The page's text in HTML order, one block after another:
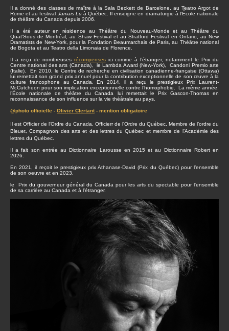
Il a donné des classes de maître à la Sala Beckett de Barcelone, au Teatro Argot de
Rome et au festival Jamais Luà Québec. Il enseigne en dramaturgie à l’École nationale
de théâtre du Canada depuis 2006.
Il a été auteur en résidence au Théâtre du Nouveau-Monde et au Théâtre du
Quat’Sous de Montréal, au Shaw Festival et au Stratford Festival en Ontario, au New
Dramatists de New-York, pour la Fondation Beaumarchais de Paris, au Théâtre national
de Bogota et au Teatro della Limonaia de Florence.
Il a reçu de nombreuses récompensesici comme à l’étranger, notamment le Prix du
Centre national des arts (Canada), le Lambda Award (New-York), Candoni Premio arte
(Italie). En 2010, le Centre de recherche en civilisation canadienne-française (Ottawa)
lui remettait son grand prix annuel pour la contribution exceptionnelle de son œuvre à la
culture francophone au Canada. En 2014, il a reçu le prestigieux Prix Laurent-
McCutcheon pour son implication exceptionnelle contre l’homophobie. La même année,
l’École nationale de théâtre du Canada lui remettait le Prix Gascon-Thomas en
reconnaissance de son influence sur la vie théâtrale au pays.
@photo officielle - Olivier Clertant- mention obligatoire
Il est Officier de l'Ordre du Canada, Officierr de l'Ordre du Québec, Membre de l’ordre du
Bleuet, Compagnon des arts et des lettres du Québec et membre de l’Académie des
lettres du Québec.
Il a fait son entrée au Dictionnaire Larousse en 2015 et au Dictionnaire Robert en
2026.
En 2021, il reçoit le prestigieux prix Athanase-David (Prix du Québec) pour l’ensemble
de son oeuvre et en 2023,
le Prix du gouverneur général du Canada pour les arts du spectable pour l'ensemble
de sa carrière au Canada et à l'étranger.